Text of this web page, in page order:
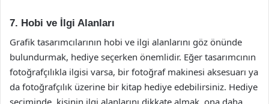
7. Hobi ve İlgi Alanları
Grafik tasarımcılarının hobi ve ilgi alanlarını göz önünde
bulundurmak, hediye seçerken önemlidir. Eğer tasarımcının
fotoğrafçılıkla ilgisi varsa, bir fotoğraf makinesi aksesuarı ya
da fotoğrafçılık üzerine bir kitap hediye edebilirsiniz. Hediye
seçiminde, kişinin ilgi alanlarını dikkate almak, ona daha